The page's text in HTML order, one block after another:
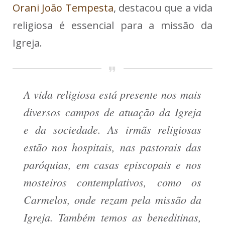
Orani João Tempesta, destacou que a vida
religiosa é essencial para a missão da
Igreja.
A vida religiosa está presente nos mais
diversos campos de atuação da Igreja
e da sociedade. As irmãs religiosas
estão nos hospitais, nas pastorais das
paróquias, em casas episcopais e nos
mosteiros contemplativos, como os
Carmelos, onde rezam pela missão da
Igreja. Também temos as beneditinas,